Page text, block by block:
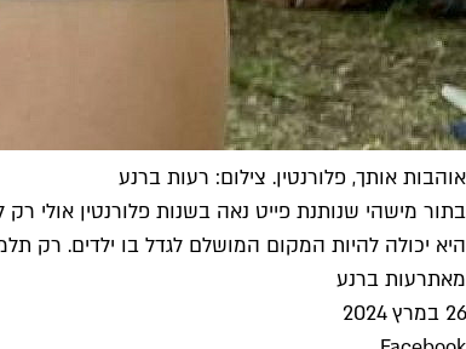
אוהבות אותך, פלורנטין. צילום: רעות ברנע
בתור מישהי שנותנת פייט נאה בשנות פלורנטין אולי
היא יכולה להיות המקום המושלם לגדל בו ילדים. רק
מאתרעות ברנע
26 במרץ 2024